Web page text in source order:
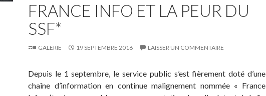
FRANCE INFO ET LA PEUR DU
SSF*
GALERIE 19 SEPTEMBRE 2016 LAISSER UN COMMENTAIRE
Depuis le 1 septembre, le service public s’est fièrement doté d’une
chaîne d’information en continue malignement nommée « France